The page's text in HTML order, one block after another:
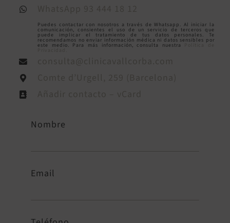
Puedes contactar con nosotros a través de Whatsapp. Al iniciar la
comunicación, consientes el uso de un servicio de terceros que
puede implicar el tratamiento de tus datos personales. Te
recomendamos no enviar información médica ni datos sensibles por
este medio. Para más información, consulta nuestra
Nombre
Email